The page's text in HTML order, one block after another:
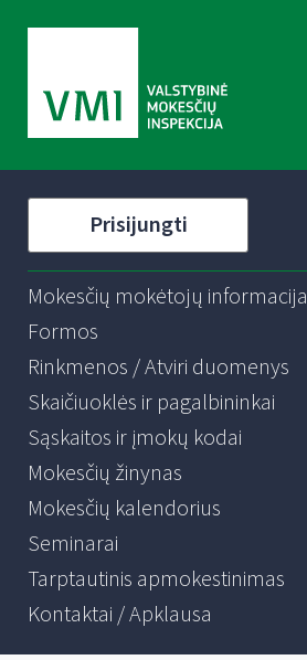
Prisijungti
Mokesčių mokėtojų informacija
Formos
Rinkmenos / Atviri duomenys
Skaičiuoklės ir pagalbininkai
Sąskaitos ir įmokų kodai
Mokesčių žinynas
Mokesčių kalendorius
Seminarai
Tarptautinis apmokestinimas
Kontaktai / Apklausa